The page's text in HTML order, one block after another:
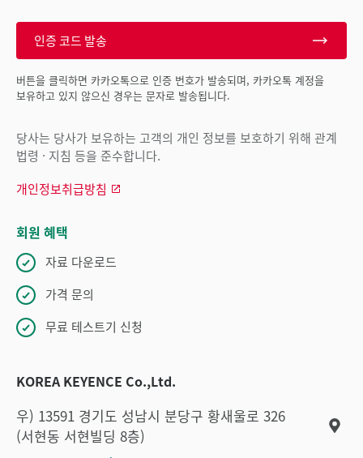
인증 코드 발송
버튼을 클릭하면 카카오톡으로 인증 번호가 발송되며, 카카오톡 계정을
보유하고 있지 않으신 경우는 문자로 발송됩니다.
당사는 당사가 보유하는 고객의 개인 정보를 보호하기 위해 관계
법령 · 지침 등을 준수합니다.
개인정보취급방침
회원 혜택
자료 다운로드
가격 문의
무료 테스트기 신청
KOREA KEYENCE Co.,Ltd.
우) 13591 경기도 성남시 분당구 황새울로 326
(서현동 서현빌딩 8층)